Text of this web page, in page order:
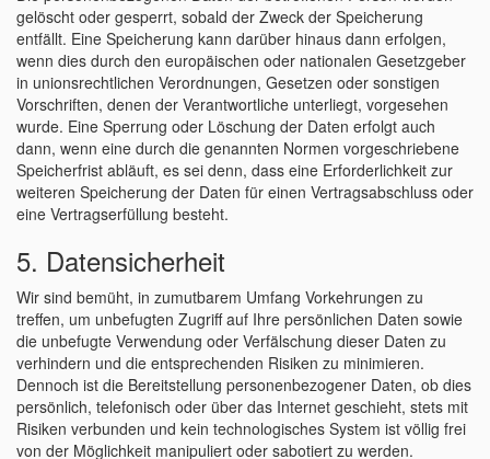
gelöscht oder gesperrt, sobald der Zweck der Speicherung
entfällt. Eine Speicherung kann darüber hinaus dann erfolgen,
wenn dies durch den europäischen oder nationalen Gesetzgeber
in unionsrechtlichen Verordnungen, Gesetzen oder sonstigen
Vorschriften, denen der Verantwortliche unterliegt, vorgesehen
wurde. Eine Sperrung oder Löschung der Daten erfolgt auch
dann, wenn eine durch die genannten Normen vorgeschriebene
Speicherfrist abläuft, es sei denn, dass eine Erforderlichkeit zur
weiteren Speicherung der Daten für einen Vertragsabschluss oder
eine Vertragserfüllung besteht.
5. Datensicherheit
Wir sind bemüht, in zumutbarem Umfang Vorkehrungen zu
treffen, um unbefugten Zugriff auf Ihre persönlichen Daten sowie
die unbefugte Verwendung oder Verfälschung dieser Daten zu
verhindern und die entsprechenden Risiken zu minimieren.
Dennoch ist die Bereitstellung personenbezogener Daten, ob dies
persönlich, telefonisch oder über das Internet geschieht, stets mit
Risiken verbunden und kein technologisches System ist völlig frei
von der Möglichkeit manipuliert oder sabotiert zu werden.